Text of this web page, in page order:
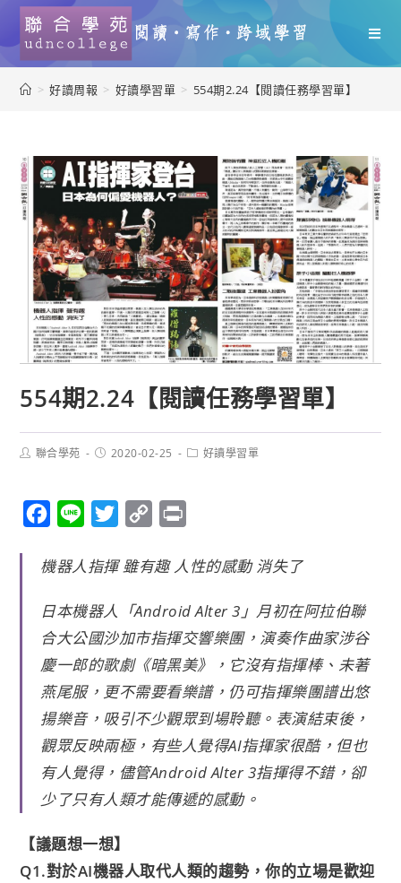
> 好讀周報 > 好讀學習單 > 554期2.24【閱讀任務學習單】
554期2.24【閱讀任務學習單】
聯合學苑 2020-02-25 好讀學習單
c
b
o
o
k
n
i
e
r
p
L
i
n
k
i
t
機器人指揮 雖有趣 人性的感動 消失了
日本機器人「Android Alter 3」月初在阿拉伯聯
合大公國沙加市指揮交響樂團，演奏作曲家涉谷
慶一郎的歌劇《暗黑美》，它沒有指揮棒、未著
燕尾服，更不需要看樂譜，仍可指揮樂團譜出悠
揚樂音，吸引不少觀眾到場聆聽。表演結束後，
觀眾反映兩極，有些人覺得AI指揮家很酷，但也
有人覺得，儘管Android Alter 3指揮得不錯，卻
少了只有人類才能傳遞的感動。
【議題想一想】
Q1.對於AI機器人取代人類的趨勢，你的立場是歡迎